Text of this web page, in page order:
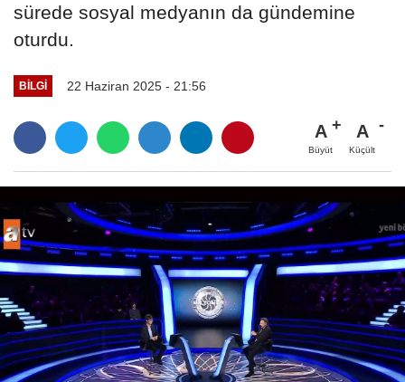
sürede sosyal medyanın da gündemine
oturdu.
BILGI 22 Haziran 2025 - 21:56
A
Büyüt
A
Küçült